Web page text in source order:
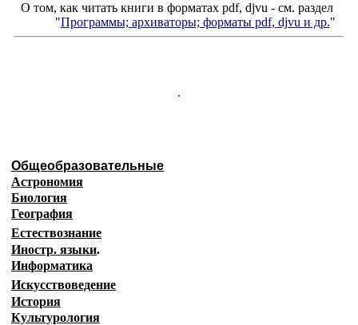
О том, как читать книги в форматах pdf, djvu - см. раздел
"Программы; архиваторы; форматы pdf, djvu и др."
.
Общеобразовательные
Астрономия
Биология
География
Естествознание
Иностр. языки.
Информатика
Искусствоведение
История
Культурология